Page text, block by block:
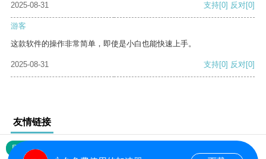
2025-08-31
支持[0] 反对[0]
游客
这款软件的操作非常简单，即使是小白也能快速上手。
2025-08-31 支持[0] 反对[0]
友情链接
网站地图